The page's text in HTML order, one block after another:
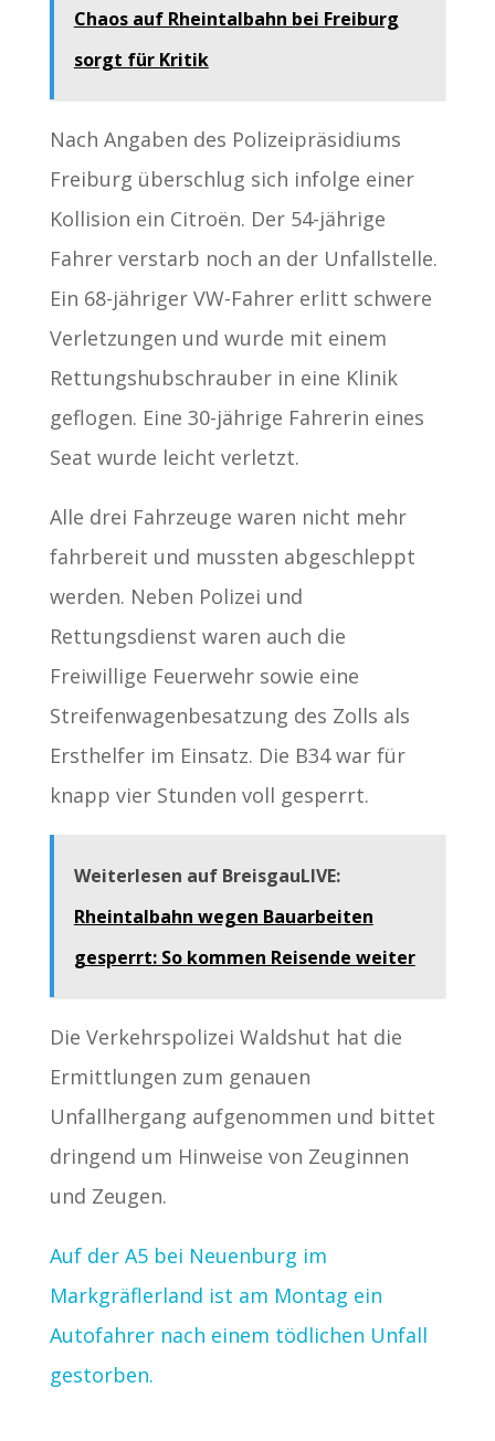
Chaos auf Rheintalbahn bei Freiburg
sorgt für Kritik
Nach Angaben des Polizeipräsidiums
Freiburg überschlug sich infolge einer
Kollision ein Citroën. Der 54-jährige
Fahrer verstarb noch an der Unfallstelle.
Ein 68-jähriger VW-Fahrer erlitt schwere
Verletzungen und wurde mit einem
Rettungshubschrauber in eine Klinik
geflogen. Eine 30-jährige Fahrerin eines
Seat wurde leicht verletzt.
Alle drei Fahrzeuge waren nicht mehr
fahrbereit und mussten abgeschleppt
werden. Neben Polizei und
Rettungsdienst waren auch die
Freiwillige Feuerwehr sowie eine
Streifenwagenbesatzung des Zolls als
Ersthelfer im Einsatz. Die B34 war für
knapp vier Stunden voll gesperrt.
Weiterlesen auf BreisgauLIVE:
Rheintalbahn wegen Bauarbeiten
gesperrt: So kommen Reisende weiter
Die Verkehrspolizei Waldshut hat die
Ermittlungen zum genauen
Unfallhergang aufgenommen und bittet
dringend um Hinweise von Zeuginnen
und Zeugen.
Auf der A5 bei Neuenburg im
Markgräflerland ist am Montag ein
Autofahrer nach einem tödlichen Unfall
gestorben.